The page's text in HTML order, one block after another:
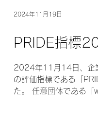
PRIDE指標
2024年11月14日、企
の評価指標である「
た。 任意団体である「
2024年11月19日